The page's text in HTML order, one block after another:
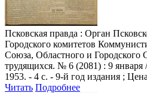
Псковская правда : Орган
Городского комитетов
Союза, Областного и Городского
трудящихся. № 6 (2081) : 9 января
1953. - 4 с. - 9-й год издания ;
Читать Подробнее